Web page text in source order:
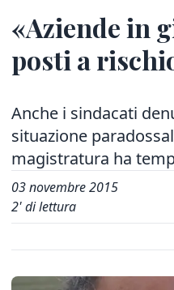
«Aziende in
posti a
Anche i sindacati
situazione
magistratura ha
03 novembre 2015
2' di lettura